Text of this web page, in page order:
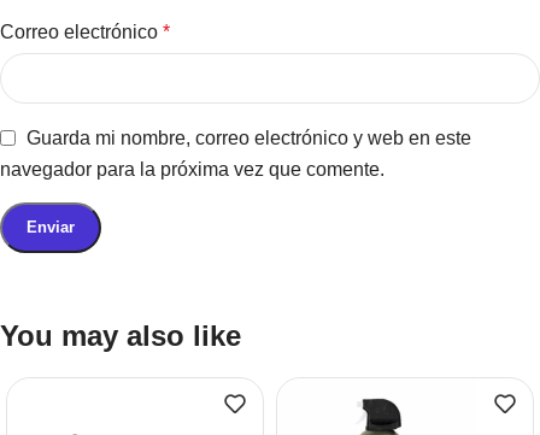
Correo electrónico *
Guarda mi nombre, correo electrónico y web en este
navegador para la próxima vez que comente.
You may also like